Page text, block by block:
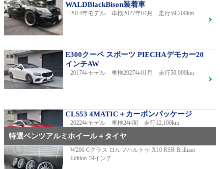
WALDBlackBison装着車
2014年モデル 車検2027年04月 走行59,200km
E300クーペ スポーツ PIECHAデモカー20
インチAW
2017年モデル 車検2027年01月 走行50,000km
CLS53 4MATIC＋カーボンパッケージ
2022年モデル 車検2年間 走行12,100km
特選ベンツアルミホイール＋タイヤ
W206 Cクラス ロルフハルトゲ X10 RSR Brilliant
Edition 19インチ